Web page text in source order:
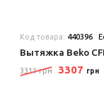
Код товара: 440396
Вытяжка Beko
3311 грн 3307 грн